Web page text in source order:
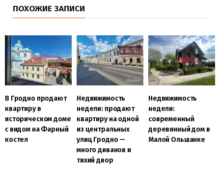
ПОХОЖИЕ ЗАПИСИ
В Гродно продают
квартиру в
историческом доме
с видом на Фарный
костел
Недвижимость
недели: продают
квартиру на одной
из центральных
улиц Гродно —
много диванов и
тихий двор
Недвижимость
недели:
современный
деревянный дом в
Малой Ольшанке